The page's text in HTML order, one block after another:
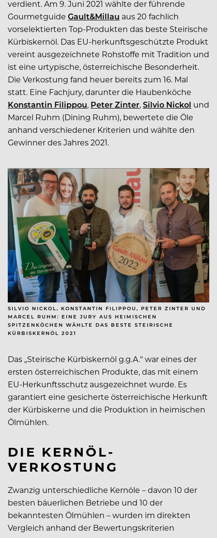
verdient. Am 9. Juni 2021 wählte der führende
Gourmetguide Gault&Millau aus 20 fachlich
vorselektierten Top-Produkten das beste Steirische
Kürbiskernöl. Das EU-herkunftsgeschützte Produkt
vereint ausgezeichnete Rohstoffe mit Tradition und
ist eine urtypische, österreichische Besonderheit.
Die Verkostung fand heuer bereits zum 16. Mal
statt. Eine Fachjury, darunter die Haubenköche
Konstantin Filippou, Peter Zinter,Silvio Nickol und
Marcel Ruhm (Dining Ruhm), bewertete die Öle
anhand verschiedener Kriterien und wählte den
Gewinner des Jahres 2021.
SILVIO NICKOL, KONSTANTIN FILIPPOU, PETER ZINTER UND
MARCEL RUHM: EINE JURY AUS HEIMISCHEN
SPITZENKÖCHEN WÄHLTE DAS BESTE STEIRISCHE
KÜRBISKERNÖL 2021
Das „Steirische Kürbiskernöl g.g.A.“ war eines der
ersten österreichischen Produkte, das mit einem
EU-Herkunftsschutz ausgezeichnet wurde. Es
garantiert eine gesicherte österreichische Herkunft
der Kürbiskerne und die Produktion in heimischen
Ölmühlen.
DIE KERNÖL-
VERKOSTUNG
Zwanzig unterschiedliche Kernöle – davon 10 der
besten bäuerlichen Betriebe und 10 der
bekanntesten Ölmühlen – wurden im direkten
Vergleich anhand der Bewertungskriterien